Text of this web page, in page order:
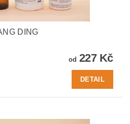
DING
od 227 Kč
DETAIL